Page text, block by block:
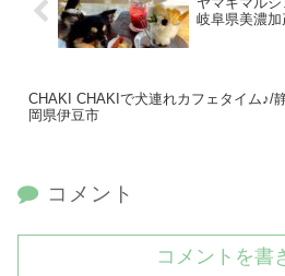
岐阜県美濃加
CHAKI CHAKIで犬連れカフェタイム♪/
岡県伊豆市
コメント
コメントを書